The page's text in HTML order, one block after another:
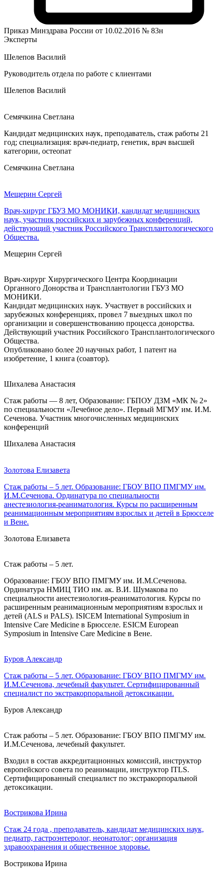
Приказ Минздрава России от 10.02.2016 № 83н
Эксперты
Шелепов Василий
Руководитель отдела по работе с клиентами
Шелепов Василий
Семячкина Светлана
Кандидат медицинских наук, преподаватель, стаж работы 21
год; специализация: врач-педиатр, генетик, врач высшей
категории, остеопат
Семячкина Светлана
Мещерин Сергей
Врач-хирург ГБУЗ МО МОНИКИ, кандидат медицинских
наук, участник российских и зарубежных конференций,
действующий участник Российского Трансплантологического
Общества.
Мещерин Сергей
Врач-хирург Хирургического Центра Координации
Органного Донорства и Трансплантологии ГБУЗ МО
МОНИКИ.
Кандидат медицинских наук. Участвует в российских и
зарубежных конференциях, провел 7 выездных школ по
организации и совершенствованию процесса донорства.
Действующий участник Российского Трансплантологического
Общества.
Опубликовано более 20 научных работ, 1 патент на
изобретение, 1 книга (соавтор).
Шихалева Анастасия
Стаж работы — 8 лет, Образование: ГБПОУ ДЗМ «МК № 2»
по специальности «Лечебное дело». Первый МГМУ им. И.М.
Сеченова. Участник многочисленных медицинских
конференций
Шихалева Анастасия
Золотова Елизавета
Стаж работы – 5 лет. Образование: ГБОУ ВПО ПМГМУ им.
И.М.Сеченова. Ординатура по специальности
анестезиология-реаниматология. Курсы по расширенным
реанимационным мероприятиям взрослых и детей в Брюсселе
и Вене.
Золотова Елизавета
Стаж работы – 5 лет.
Образование: ГБОУ ВПО ПМГМУ им. И.М.Сеченова.
Ординатура НМИЦ ТИО им. ак. В.И. Шумакова по
специальности анестезиология-реаниматология. Курсы по
расширенным реанимационным мероприятиям взрослых и
детей (ALS и PALS). ISICEM International Symposium in
Intensive Care Medicine в Брюсселе. ESICM European
Symposium in Intensive Care Medicine в Вене.
Буров Александр
Стаж работы – 5 лет. Образование: ГБОУ ВПО ПМГМУ им.
И.М.Сеченова, лечебный факультет. Сертифицированный
специалист по экстракорпоральной детоксикации.
Буров Александр
Стаж работы – 5 лет. Образование: ГБОУ ВПО ПМГМУ им.
И.М.Сеченова, лечебный факультет.
Входил в состав аккредитационных комиссий, инструктор
европейского совета по реанимации, инструктор ITLS.
Сертифицированный специалист по экстракорпоральной
детоксикации.
Вострикова Ирина
Стаж 24 года , преподаватель, кандидат медицинских наук,
педиатр, гастроэнтеролог, неонатолог; организация
здравоохранения и общественное здоровье.
Вострикова Ирина